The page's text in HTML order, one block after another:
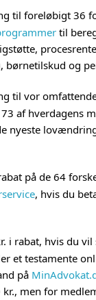
til foreløbigt 36
til
børnetilskud og
til vor
af hverdagens
nyeste
på de 64
, hvis du
i rabat, hvis du
et testamente
på
men for